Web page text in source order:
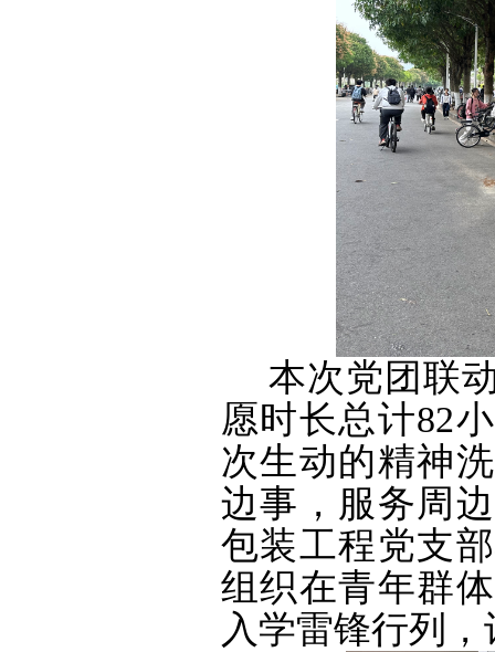
本次党团联
愿时长总计82
次生动的精神
边事，服务周
包装工程党支
组织在青年群
入学雷锋行列